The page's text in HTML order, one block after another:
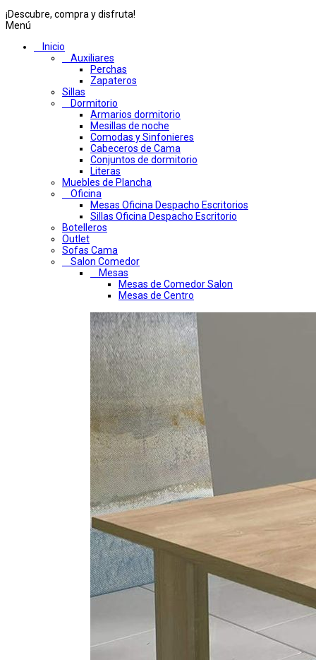
¡Descubre, compra y disfruta!
Menú
Inicio
Auxiliares
Perchas
Zapateros
Sillas
Dormitorio
Armarios dormitorio
Mesillas de noche
Comodas y Sinfonieres
Cabeceros de Cama
Conjuntos de dormitorio
Literas
Muebles de Plancha
Oficina
Mesas Oficina Despacho Escritorios
Sillas Oficina Despacho Escritorio
Botelleros
Outlet
Sofas Cama
Salon Comedor
Mesas
Mesas de Comedor Salon
Mesas de Centro